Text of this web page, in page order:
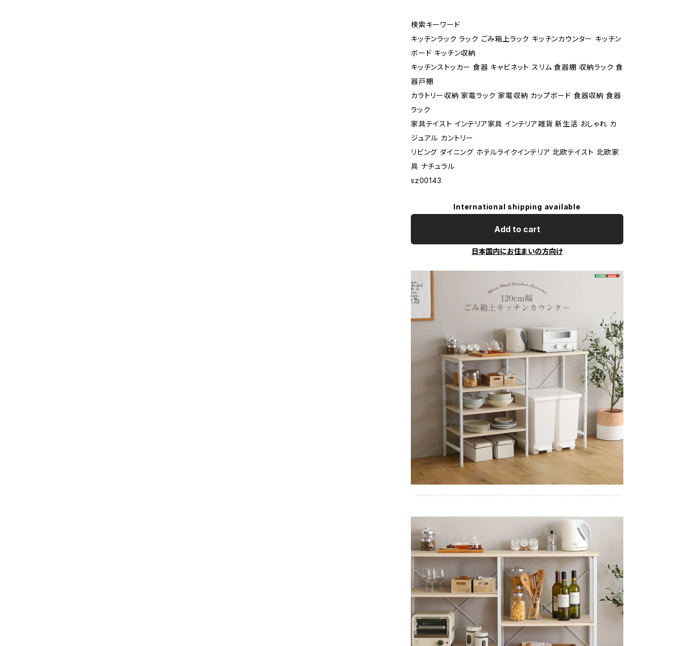
検索キーワード
キッチンラック ラック ごみ箱上ラック キッチンカウンター キッチン
ボード キッチン収納
キッチンストッカー 食器 キャビネット スリム 食器棚 収納ラック 食
器戸棚
カラトリー収納 家電ラック 家電収納 カップボード 食器収納 食器
ラック
家具テイスト インテリア家具 インテリア雑貨 新生活 おしゃれ カ
ジュアル カントリー
リビング ダイニング ホテルライクインテリア 北欧テイスト 北欧家
具 ナチュラル
sz00143
International shipping available
Add to cart
日本国内にお住まいの方向け